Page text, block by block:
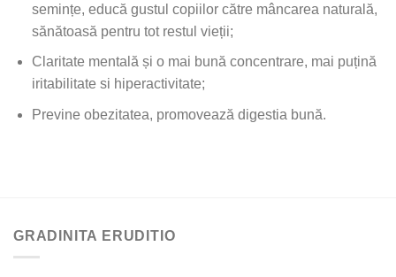
semințe, educă gustul copiilor către mâncarea naturală,
sănătoasă pentru tot restul vieții;
Claritate mentală și o mai bună concentrare, mai puțină
iritabilitate si hiperactivitate;
Previne obezitatea, promovează digestia bună.
GRADINITA ERUDITIO